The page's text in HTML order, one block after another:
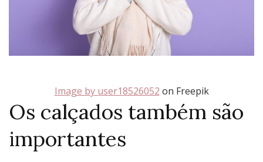
Image by user18526052 on Freepik
Os calçados também são
importantes